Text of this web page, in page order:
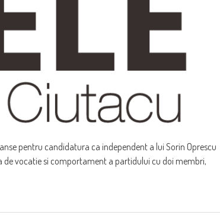
pentru candidatura ca independent a lui Sorin Oprescu
de vocatie si comportament a partidului cu doi membri,